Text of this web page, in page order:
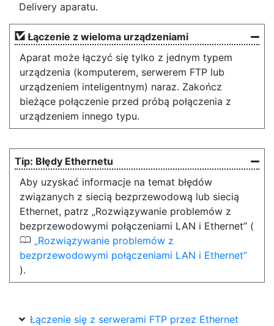
Delivery aparatu.
Łączenie z wieloma urządzeniami
Aparat może łączyć się tylko z jednym typem
urządzenia (komputerem, serwerem FTP lub
urządzeniem inteligentnym) naraz. Zakończ
bieżące połączenie przed próbą połączenia z
urządzeniem innego typu.
Błędy Ethernetu
Aby uzyskać informacje na temat błędów
związanych z siecią bezprzewodową lub siecią
Ethernet, patrz „Rozwiązywanie problemów z
bezprzewodowymi połączeniami LAN i Ethernet” (
0 Rozwiązywanie problemów z
bezprzewodowymi połączeniami LAN i Ethernet
).
Łączenie się z serwerami FTP przez Ethernet